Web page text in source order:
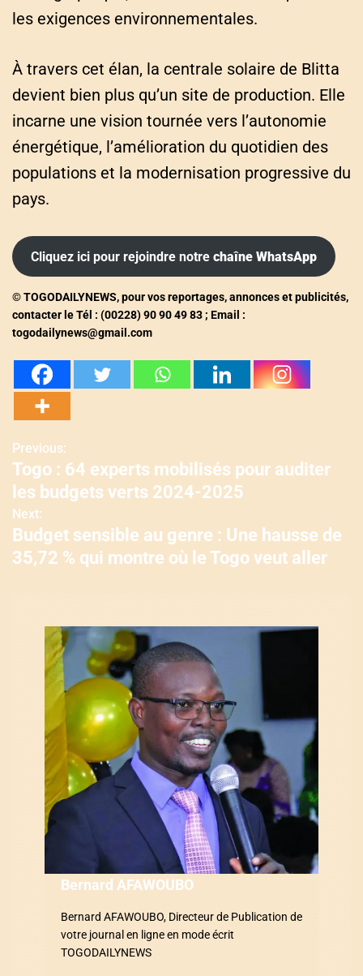
les exigences environnementales.
À travers cet élan, la centrale solaire de Blitta
devient bien plus qu’un site de production. Elle
incarne une vision tournée vers l’autonomie
énergétique, l’amélioration du quotidien des
populations et la modernisation progressive du
pays.
Cliquez ici pour rejoindre notre chaîne WhatsApp
© TOGODAILYNEWS, pour vos reportages, annonces et publicités,
contacter le Tél : (00228) 90 90 49 83 ; Email :
togodailynews@gmail.com
N
a
v
i
Previous:
Togo : 64 experts mobilisés pour auditer
les budgets verts 2024-2025
Next:
Budget sensible au genre : Une hausse de
35,72 % qui montre où le Togo veut aller
Bernard AFAWOUBO
Bernard AFAWOUBO, Directeur de Publication de
votre journal en ligne en mode écrit
TOGODAILYNEWS